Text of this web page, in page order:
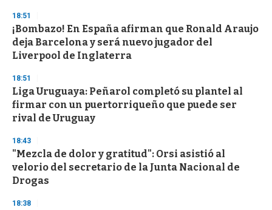
s
18:51
¡Bombazo! En España afirman que Ronald Araujo
deja Barcelona y será nuevo jugador del
Liverpool de Inglaterra
18:51
Liga Uruguaya: Peñarol completó su plantel al
firmar con un puertorriqueño que puede ser
rival de Uruguay
18:43
"Mezcla de dolor y gratitud": Orsi asistió al
velorio del secretario de la Junta Nacional de
Drogas
18:38